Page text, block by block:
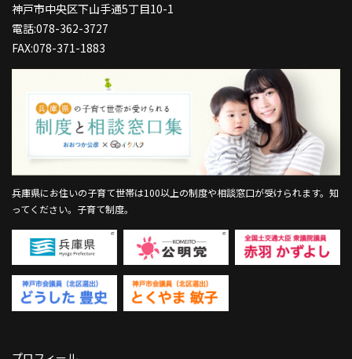
神戸市中央区下山手通5丁目10-1
電話:078-362-3727
FAX:078-371-1883
兵庫県にお住いの子育て世帯は100以上の制度や相談窓口が受けられます。 知
ってください。子育て制度。